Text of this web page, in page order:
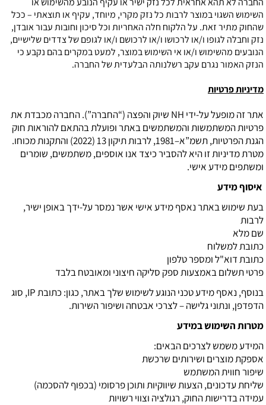
השימוש השגוי במוצר לרבות כל נזק מקרי, מיוחד, עקיף או תוצאתי – ככל
שהחוק מתיר זאת. על הלקוח חלה האחריות וכל סיכון וחובות עבור אובדן,
נזק וחבלה לגופו ו/או לרכושו ו/או לרכושם ו/או לגופם של צדדים שלישיים,
הנובעים מהשימוש ו/או אי השימוש במוצר, למעט במקרים בהם נקבע כי
הנזק האמור נגרם עקב רשלנותה הבלעדית של החברה.
מדיניות פרטיות
אתר זה מופעל על-ידי NH שיוק והפצה (“החברה”). החברה מכבדת את
פרטיות המשתמשות והמשתמשים באתר ופועלת בהתאם להוראות חוק
הגנת הפרטיות, תשמ”א–1981, לרבות תיקון 13 (2022) והתקנות מכוחו.
מטרת מדיניות זו היא להסביר כיצד אנו אוספים, משתמשים, שומרים
ומשתפים מידע אישי.
איסוף מידע
בעת שימוש באתר נאסף מידע אישי אשר נמסר על-ידך באופן ישיר,
לרבות
שם מלא
כתובת למשלוח
כתובת דוא"ל ומספר טלפון
פרטי תשלום באמצעות ספק סליקה חיצוני ומאובטח בלבד
בנוסף, נאסף מידע טכני הנוגע לשימוש שלך באתר, כגון: כתובתIP, סוג
הדפדפן, ונתוני גלישה – לצרכי אבטחה ושיפור השירות.
מטרות השימוש במידע
המידע משמש לצרכים הבאים:
אספקת מוצרים ושירותים שרכשת
שיפור חווית המשתמש
שליחת עדכונים, הצעות שיווקיות ותוכן פרסומי (בכפוף להסכמה)
עמידה בדרישות החוק, רגולציה וצווי רשויות